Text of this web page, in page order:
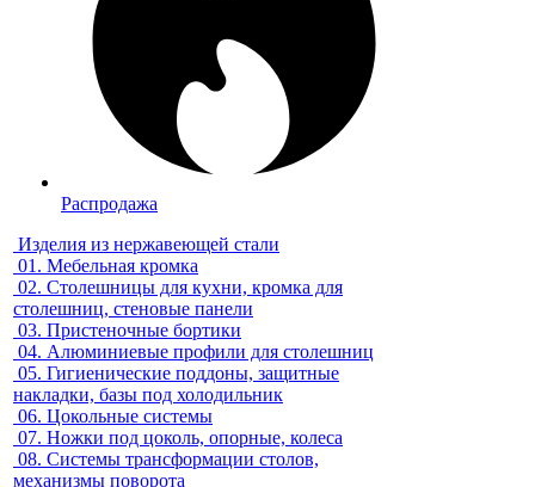
Распродажа
Изделия из нержавеющей стали
01. Мебельная кромка
02. Столешницы для кухни, кромка для
столешниц, стеновые панели
03. Пристеночные бортики
04. Алюминиевые профили для столешниц
05. Гигиенические поддоны, защитные
накладки, базы под холодильник
06. Цокольные системы
07. Ножки под цоколь, опорные, колеса
08. Системы трансформации столов,
механизмы поворота